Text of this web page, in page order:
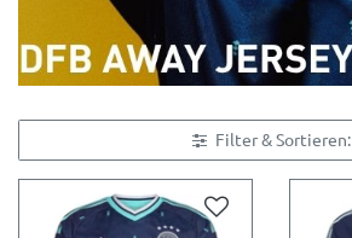
Filter & Sortieren: